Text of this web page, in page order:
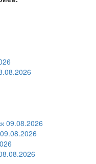
09.08.2026